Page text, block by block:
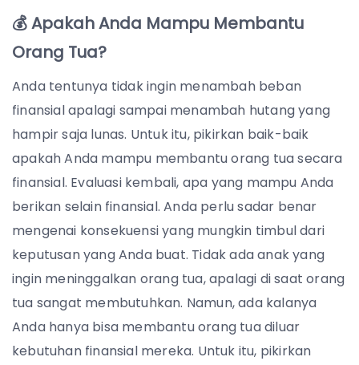
💰 Apakah Anda Mampu Membantu
Orang Tua?
Anda tentunya tidak ingin menambah beban
finansial apalagi sampai menambah hutang yang
hampir saja lunas. Untuk itu, pikirkan baik-baik
apakah Anda mampu membantu orang tua secara
finansial. Evaluasi kembali, apa yang mampu Anda
berikan selain finansial. Anda perlu sadar benar
mengenai konsekuensi yang mungkin timbul dari
keputusan yang Anda buat. Tidak ada anak yang
ingin meninggalkan orang tua, apalagi di saat orang
tua sangat membutuhkan. Namun, ada kalanya
Anda hanya bisa membantu orang tua diluar
kebutuhan finansial mereka. Untuk itu, pikirkan